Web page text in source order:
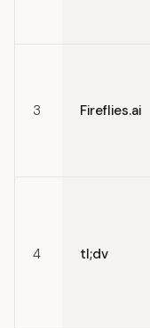
3 Fireflies.ai
4 tl;dv